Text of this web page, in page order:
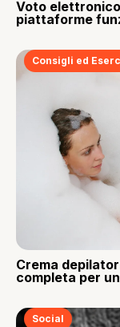
Voto
piattaforme
Consigli ed
Crema
completa per
Social